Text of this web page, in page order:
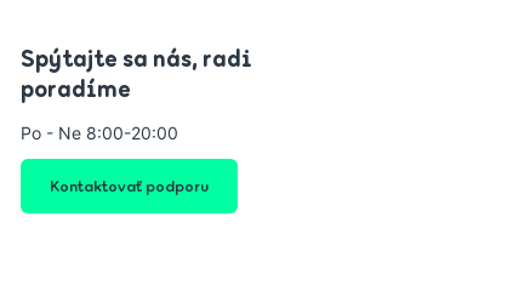
Spýtajte sa nás, radi
poradíme
Po - Ne 8:00-20:00
Kontaktovať podporu